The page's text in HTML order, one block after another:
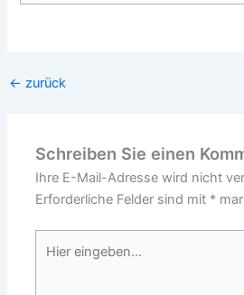
← zurück
Schreiben Sie einen
Ihre E-Mail-Adresse wird nicht
Erforderliche Felder sind mit *
eingeben…